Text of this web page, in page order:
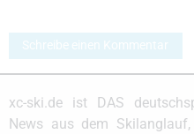
Schreibe einen Kommentar
xc-ski.de ist DAS
News aus dem